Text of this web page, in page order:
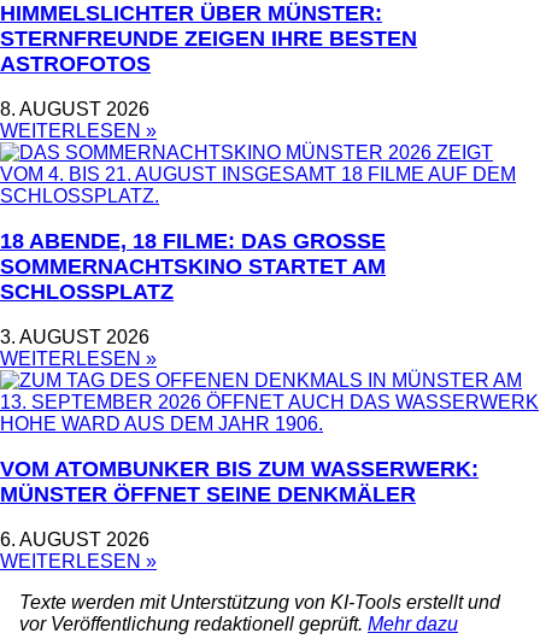
HIMMELSLICHTER ÜBER MÜNSTER:
STERNFREUNDE ZEIGEN IHRE BESTEN
ASTROFOTOS
8. AUGUST 2026
WEITERLESEN »
18 ABENDE, 18 FILME: DAS GROSSE S
OMMERNACHTSKINO STARTET AM S
CHLOSSPLATZ
3. AUGUST 2026
WEITERLESEN »
VOM ATOMBUNKER BIS ZUM WASSERWERK:
MÜNSTER ÖFFNET SEINE DENKMÄLER
6. AUGUST 2026
WEITERLESEN »
Texte werden mit Unterstützung von KI-Tools erstellt und
vor Veröffentlichung redaktionell geprüft. Mehr dazu